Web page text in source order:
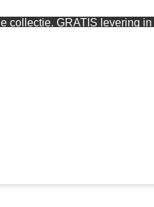
collectie. GRATIS levering